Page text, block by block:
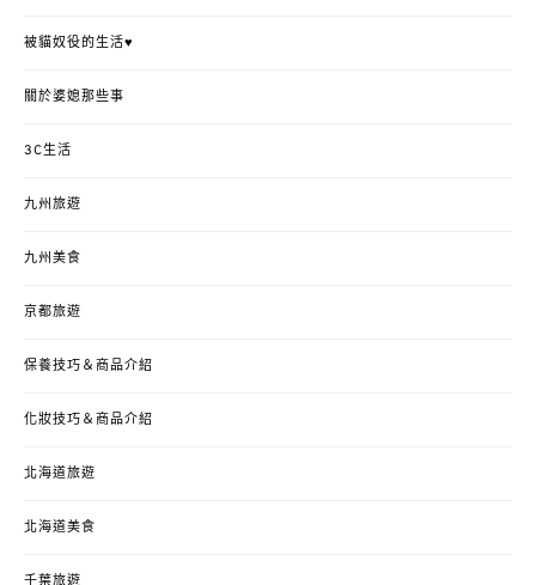
被貓奴役的生活♥
關於婆媳那些事
3C生活
九州旅遊
九州美食
京都旅遊
保養技巧＆商品介紹
化妝技巧＆商品介紹
北海道旅遊
北海道美食
千葉旅遊